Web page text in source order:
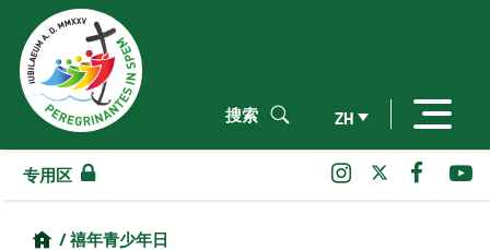
ZH
搜索
专用区
/ 禧年青少年日